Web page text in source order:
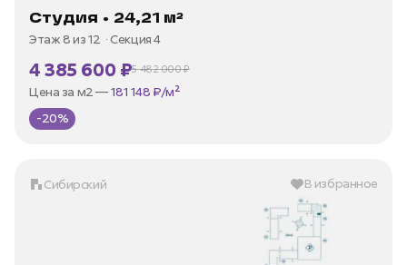
Студия • 24,21 м²
Этаж 8 из 12 Секция 4
4 385 600 ₽5 482 000 ₽
В ипотеку —от 21 035 ₽/мес
Цена за м2 —
-20%
Сибирский В избранное